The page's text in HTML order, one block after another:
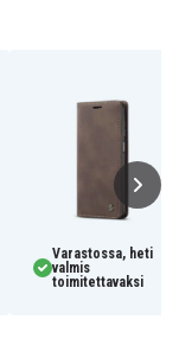
Varastossa, heti
valmis
toimitettavaksi